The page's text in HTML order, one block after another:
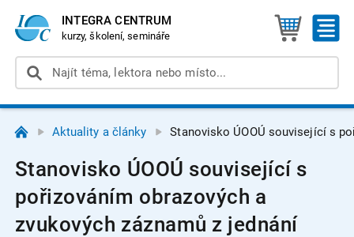
INTEGRA CENTRUM
kurzy, školení, semináře
Aktuality a články Stanovisko ÚOOÚ související s
Stanovisko ÚOOÚ související s
pořizováním obrazových a
zvukových záznamů z jednání